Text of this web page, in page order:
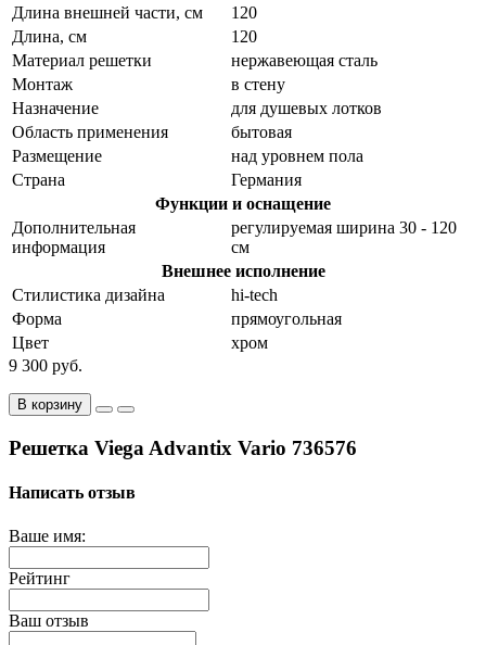
Длина внешней части, см
120
Длина, см
120
Материал решетки
нержавеющая сталь
Монтаж
в стену
Назначение
для душевых лотков
Область применения
бытовая
Размещение
над уровнем пола
Страна
Германия
Функции и оснащение
Дополнительная
информация
регулируемая ширина 30 - 120
см
Внешнее исполнение
Стилистика дизайна
hi-tech
Форма
прямоугольная
Цвет
хром
9 300 руб.
В корзину
Решетка Viega Advantix Vario 736576
Написать отзыв
Ваше имя:
Рейтинг
Ваш отзыв